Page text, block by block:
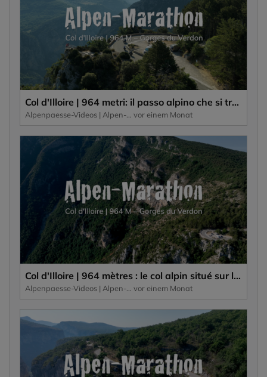
Col d'Illoire | 964 metri: il passo alpino che si trova sull'altopiano delle Gorges du Verdon, una gola profonda 700 metri.
Alpenpaesse-Videos | Alpen-Marathon vor einem Monat
Col d'Illoire | 964 mètres : le col alpin situé sur le plateau des Gorges du Verdon, un canyon profond de 700 mètres.
Alpenpaesse-Videos | Alpen-Marathon vor einem Monat